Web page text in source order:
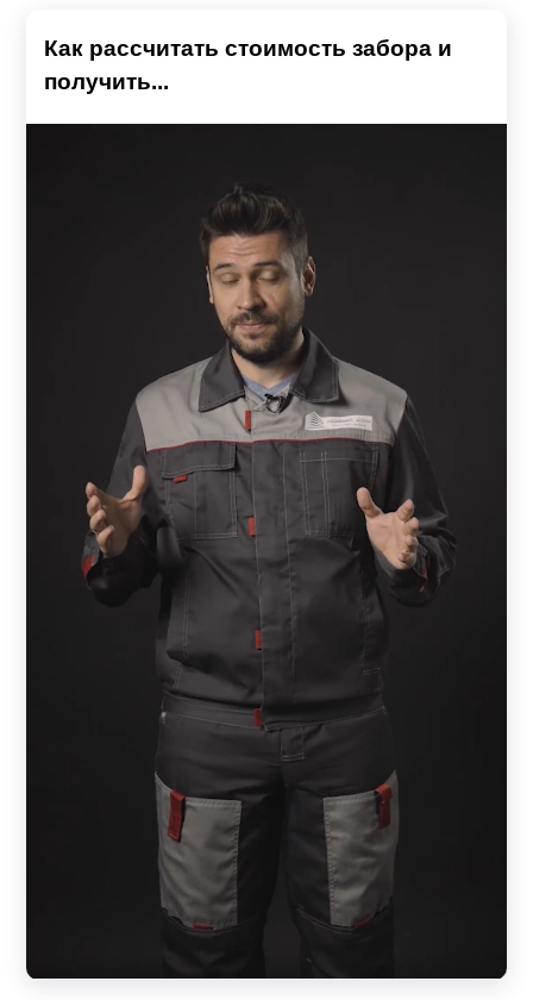
Как рассчитать стоимость забора и
получить...